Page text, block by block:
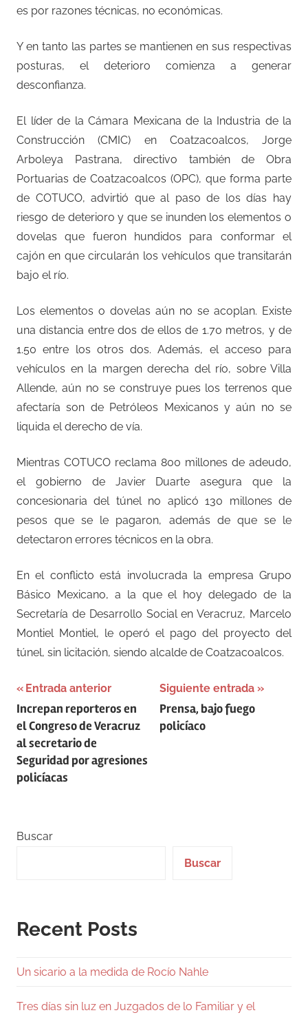
es por razones técnicas, no económicas.
Y en tanto las partes se mantienen en sus respectivas
posturas, el deterioro comienza a generar
desconfianza.
El líder de la Cámara Mexicana de la Industria de la
Construcción (CMIC) en Coatzacoalcos, Jorge
Arboleya Pastrana, directivo también de Obra
Portuarias de Coatzacoalcos (OPC), que forma parte
de COTUCO, advirtió que al paso de los días hay
riesgo de deterioro y que se inunden los elementos o
dovelas que fueron hundidos para conformar el
cajón en que circularán los vehículos que transitarán
bajo el río.
Los elementos o dovelas aún no se acoplan. Existe
una distancia entre dos de ellos de 1.70 metros, y de
1.50 entre los otros dos. Además, el acceso para
vehículos en la margen derecha del río, sobre Villa
Allende, aún no se construye pues los terrenos que
afectaría son de Petróleos Mexicanos y aún no se
liquida el derecho de vía.
Mientras COTUCO reclama 800 millones de adeudo,
el gobierno de Javier Duarte asegura que la
concesionaria del túnel no aplicó 130 millones de
pesos que se le pagaron, además de que se le
detectaron errores técnicos en la obra.
En el conflicto está involucrada la empresa Grupo
Básico Mexicano, a la que el hoy delegado de la
Secretaría de Desarrollo Social en Veracruz, Marcelo
Montiel Montiel, le operó el pago del proyecto del
túnel, sin licitación, siendo alcalde de Coatzacoalcos.
Navegación
de
entradas
Entrada anterior
Increpan reporteros en
el Congreso de Veracruz
al secretario de
Seguridad por agresiones
policíacas
Siguiente entrada
Prensa, bajo fuego
policíaco
Buscar
Buscar
Recent Posts
Un sicario a la medida de Rocío Nahle
Tres días sin luz en Juzgados de lo Familiar y el